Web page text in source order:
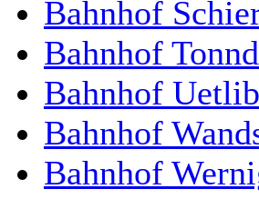
Bahnhof
Bahnhof
Bahnhof
Bahnhof
Bahnhof